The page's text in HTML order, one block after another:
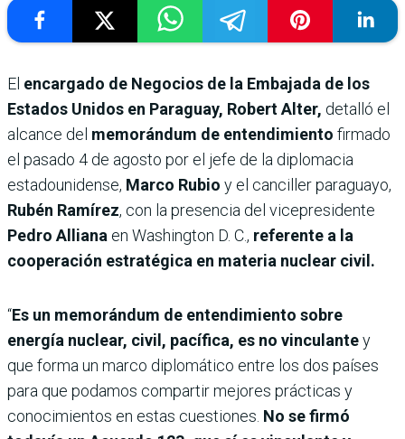
El encargado de Negocios de la Embajada de los
Estados Unidos en Paraguay, Robert Alter, detalló el
alcance del memorándum de entendimiento firmado
el pasado 4 de agosto por el jefe de la diplomacia
estadounidense, Marco Rubio y el canciller paraguayo,
Rubén Ramírez, con la presencia del vicepresidente
Pedro Alliana en Washington D. C., referente a la
cooperación estratégica en materia nuclear civil.
“Es un memorándum de entendimiento sobre
energía nuclear, civil, pacífica, es no vinculantey
que forma un marco diplomático entre los dos países
para que podamos compartir mejores prácticas y
conocimientos en estas cuestiones. No se firmó